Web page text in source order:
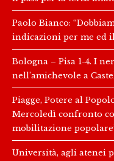
Paolo Bianco:
indicazioni per me ed
Bologna – Pisa 1-4. I
nell’amichevole a
Piagge, Potere al
Mercoledì confronto
mobilitazione
Università, agli atenei